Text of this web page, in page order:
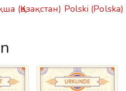
(Қазақстан) Polski (Polska)